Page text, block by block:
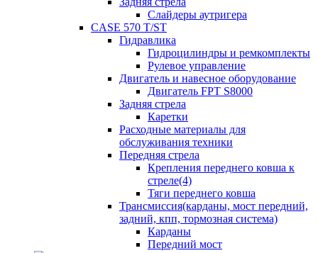
Слайдеры аутригера
CASE 570 T/ST
Гидравлика
Гидроцилиндры и ремкомплекты
Рулевое управление
Двигатель и навесное оборудование
Двигатель FPT S8000
Задняя стрела
Каретки
Расходные материалы для
обслуживания техники
Передняя стрела
Крепления переднего ковша к
стреле(4)
Тяги переднего ковша
Трансмиссия(карданы, мост передний,
задний, кпп, тормозная система)
Карданы
Передний мост